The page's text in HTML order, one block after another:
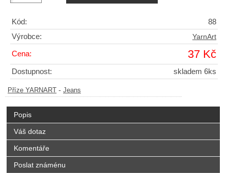
Kód:
88
Výrobce:
YarnArt
Cena: 37 Kč
Dostupnost: skladem 6ks
Příze YARNART - Jeans
Popis
Váš dotaz
Komentáře
Poslat známénu